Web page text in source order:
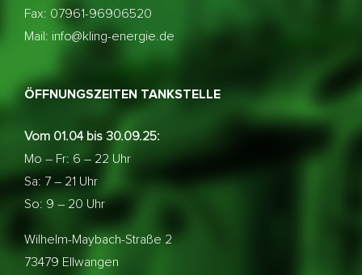
Fax: 07961-96906520
Mail: info@kling-energie.de
ÖFFNUNGSZEITEN TANKSTELLE
Vom 01.04 bis 30.09.25:
Mo – Fr: 6 – 22 Uhr
Sa: 7 – 21 Uhr
So: 9 – 20 Uhr
Wilhelm-Maybach-Straße 2
73479 Ellwangen